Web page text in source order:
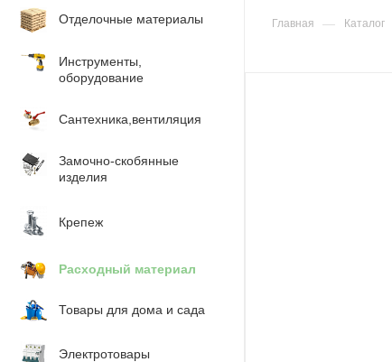
Отделочные материалы
Инструменты,
оборудование
Сантехника,вентиляция
Замочно-скобянные
изделия
Крепеж
Расходный материал
Товары для дома и сада
Электротовары
Главная — Каталог